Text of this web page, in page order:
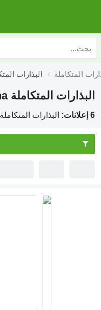
البذارات
البذارات المتكاملة Agrokalina
6 إعلانات: البذارات المتكاملة Agrokalina